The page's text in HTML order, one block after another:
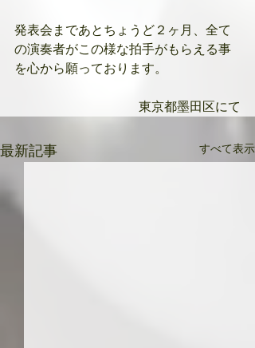
発表会まであとちょうど２ヶ月、全て
の演奏者がこの様な拍手がもらえる事
を心から願っております。
東京都墨田区にて
最新記事 すべて表示